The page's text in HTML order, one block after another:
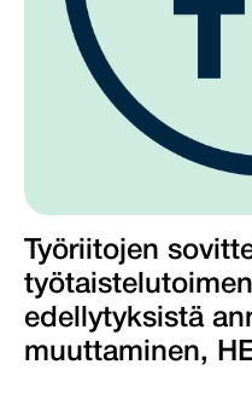
Työriitojen
edellytyksistä
muuttaminen,